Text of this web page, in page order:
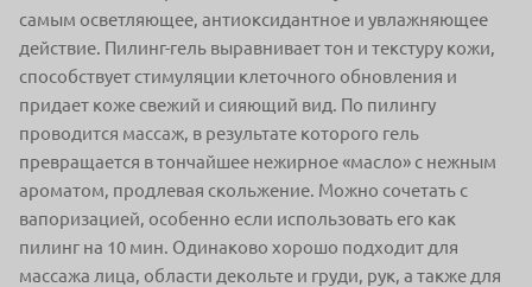
самым осветляющее, антиоксидантное и увлажняющее
действие. Пилинг-гель выравнивает тон и текстуру кожи,
способствует стимуляции клеточного обновления и
придает коже свежий и сияющий вид. По пилингу
проводится массаж, в результате которого гель
превращается в тончайшее нежирное «масло» с нежным
ароматом, продлевая скольжение. Можно сочетать с
вапоризацией, особенно если использовать его как
пилинг на 10 мин. Одинаково хорошо подходит для
массажа лица, области декольте и груди, рук, а также для